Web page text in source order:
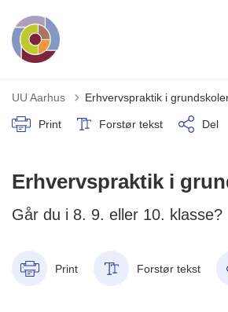
UU Aarhus Erhvervspraktik i
Print Forstør tekst Del
Erhvervspraktik i
Går du i 8. 9. eller 10. klasse?
Print Forstør tekst